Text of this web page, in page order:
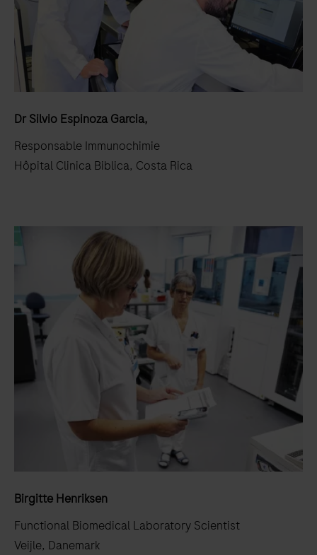
Dr Silvio Espinoza Garcia,
Responsable Immunochimie
Hôpital Clinica Biblica, Costa Rica
Birgitte Henriksen
Functional Biomedical Laboratory Scientist
Veijle, Danemark